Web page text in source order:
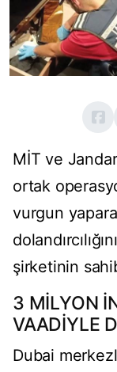
MİT ve
ortak
vurgun
şirketinin
3 MİLYON
VAADİYLE
Dubai